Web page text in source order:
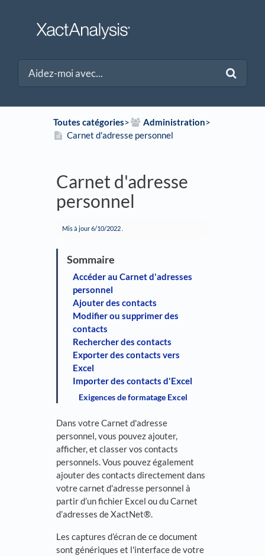
Toutes catégories​>​ ​Administration​>​
Carnet d'adresse personnel
Carnet d'adresse
personnel
Mis à jour6/10/2022
Accéder au Carnet d'adresses
personnel
Ajouter des contacts
Modifier ou supprimer des
contacts
Rechercher des contacts
Exporter des contacts vers
Excel
Importer des contacts d'Excel
Exigences de formatage Excel
Dans votre Carnet d'adresse
personnel, vous pouvez ajouter,
afficher, et classer vos contacts
personnels. Vous pouvez également
ajouter des contacts directement dans
votre carnet d'adresse personnel à
partir d’un fichier Excel ou du Carnet
d’adresses de XactNet®.
Les captures d’écran de ce document
sont génériques et l'interface de votre